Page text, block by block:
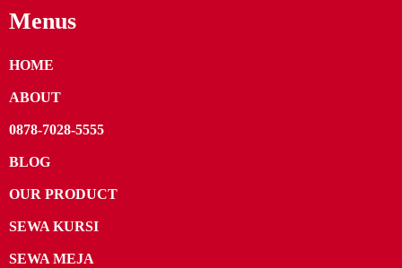
Menus
HOME
ABOUT
0878-7028-5555
BLOG
OUR PRODUCT
SEWA KURSI
SEWA MEJA